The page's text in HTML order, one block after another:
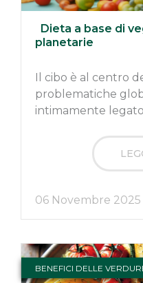
Dieta a base di
planetarie
Il cibo è al centro
problematiche
intimamente legato
06 Novembre 2025
BENEFICI DELLE